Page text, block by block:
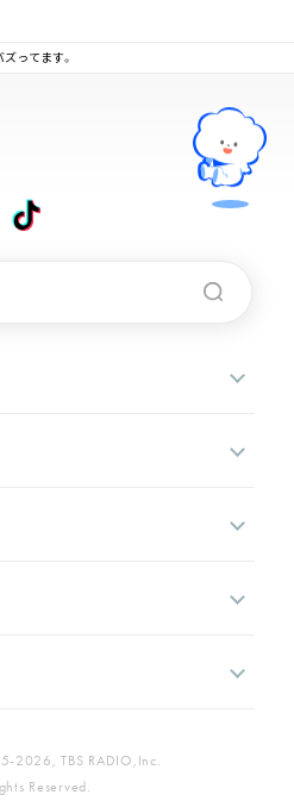
ズってます。
2026, TBS RADIO,Inc.
Reserved.